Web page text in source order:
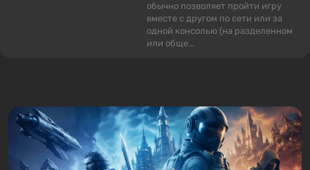
обычно позволяет пройти игру
вместе с другом по сети или за
одной консолью (на разделенном
или обще...